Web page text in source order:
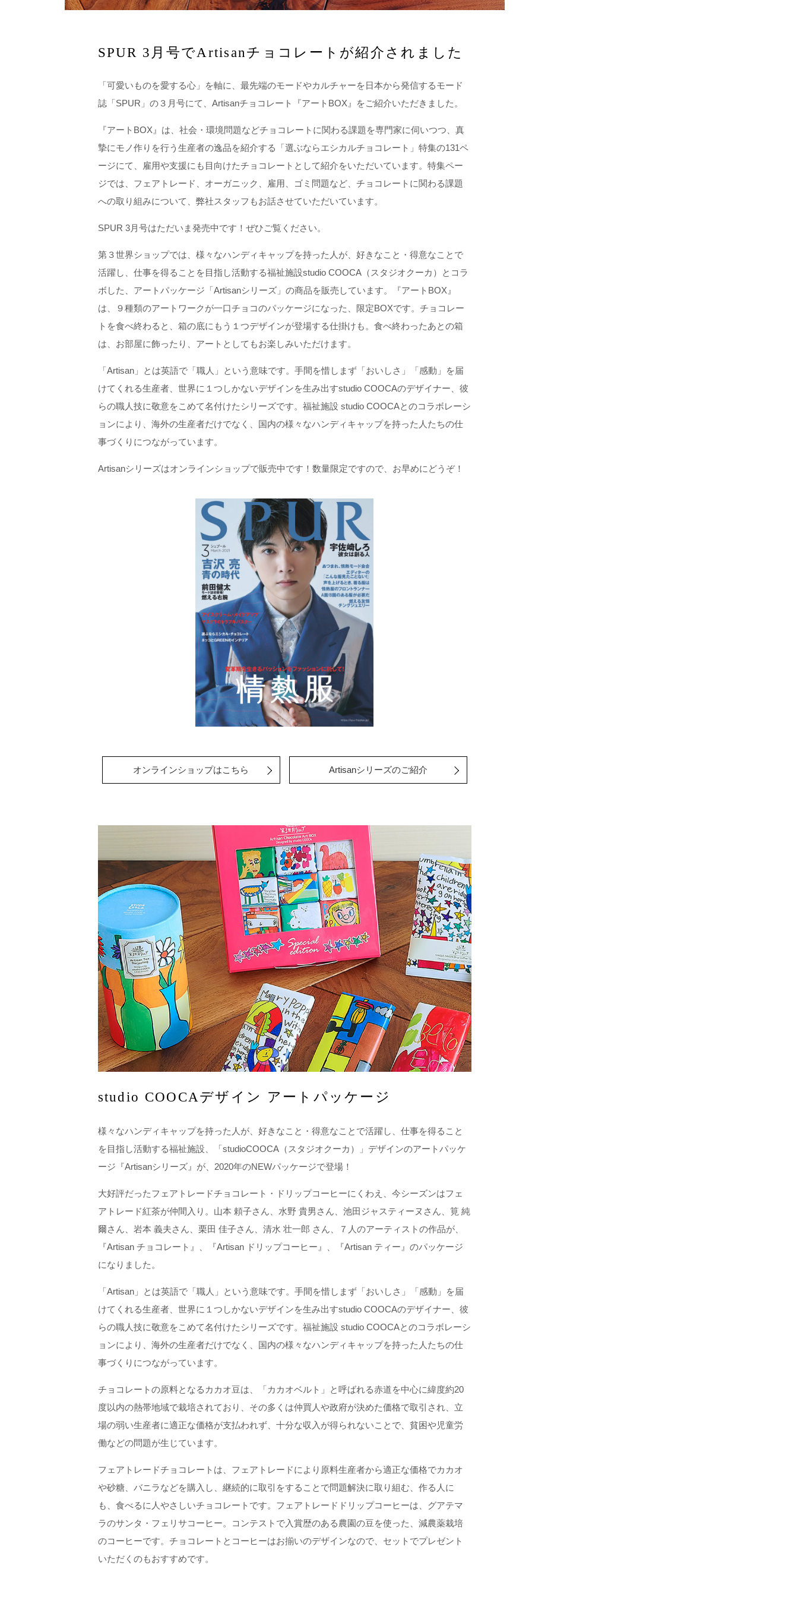
SPUR 3月号でArtisanチョコレートが紹介されました
「可愛いものを愛する心」を軸に、最先端のモードやカルチャーを日本から発信するモード
誌「SPUR」の３月号にて、Artisanチョコレート『アートBOX』をご紹介いただきました。
『アートBOX』は、社会・環境問題などチョコレートに関わる課題を専門家に伺いつつ、真
摯にモノ作りを行う生産者の逸品を紹介する「選ぶならエシカルチョコレート」特集の131ペ
ージにて、雇用や支援にも目向けたチョコレートとして紹介をいただいています。特集ペー
ジでは、フェアトレード、オーガニック、雇用、ゴミ問題など、チョコレートに関わる課題
への取り組みについて、弊社スタッフもお話させていただいています。
SPUR 3月号はただいま発売中です！ぜひご覧ください。
第３世界ショップでは、様々なハンディキャップを持った人が、好きなこと・得意なことで
活躍し、仕事を得ることを目指し活動する福祉施設studio COOCA（スタジオクーカ）とコラ
ボした、アートパッケージ「Artisanシリーズ」の商品を販売しています。『アートBOX』
は、９種類のアートワークが一口チョコのパッケージになった、限定BOXです。チョコレー
トを食べ終わると、箱の底にもう１つデザインが登場する仕掛けも。食べ終わったあとの箱
は、お部屋に飾ったり、アートとしてもお楽しみいただけます。
「Artisan」とは英語で「職人」という意味です。手間を惜しまず「おいしさ」「感動」を届
けてくれる生産者、世界に１つしかないデザインを生み出すstudio COOCAのデザイナー、彼
らの職人技に敬意をこめて名付けたシリーズです。福祉施設 studio COOCAとのコラボレーシ
ョンにより、海外の生産者だけでなく、国内の様々なハンディキャップを持った人たちの仕
事づくりにつながっています。
Artisanシリーズはオンラインショップで販売中です！数量限定ですので、お早めにどうぞ！
オンラインショップはこちら Artisanシリーズのご紹介
studio COOCAデザイン アートパッケージ
様々なハンディキャップを持った人が、好きなこと・得意なことで活躍し、仕事を得ること
を目指し活動する福祉施設、「studioCOOCA（スタジオクーカ）」デザインのアートパッケ
ージ『Artisanシリーズ』が、2020年のNEWパッケージで登場！
大好評だったフェアトレードチョコレート・ドリップコーヒーにくわえ、今シーズンはフェ
アトレード紅茶が仲間入り。山本 頼子さん、水野 貴男さん、池田ジャスティーヌさん、筧 純
爾さん、岩本 義夫さん、栗田 佳子さん、清水 壮一郎 さん、７人のアーティストの作品が、
『Artisan チョコレート』、『Artisan ドリップコーヒー』、『Artisan ティー』のパッケージ
になりました。
「Artisan」とは英語で「職人」という意味です。手間を惜しまず「おいしさ」「感動」を届
けてくれる生産者、世界に１つしかないデザインを生み出すstudio COOCAのデザイナー、彼
らの職人技に敬意をこめて名付けたシリーズです。福祉施設 studio COOCAとのコラボレーシ
ョンにより、海外の生産者だけでなく、国内の様々なハンディキャップを持った人たちの仕
事づくりにつながっています。
チョコレートの原料となるカカオ豆は、「カカオベルト」と呼ばれる赤道を中心に緯度約20
度以内の熱帯地域で栽培されており、その多くは仲買人や政府が決めた価格で取引され、立
場の弱い生産者に適正な価格が支払われず、十分な収入が得られないことで、貧困や児童労
働などの問題が生じています。
フェアトレードチョコレートは、フェアトレードにより原料生産者から適正な価格でカカオ
や砂糖、バニラなどを購入し、継続的に取引をすることで問題解決に取り組む、作る人に
も、食べるに人やさしいチョコレートです。フェアトレードドリップコーヒーは、グアテマ
ラのサンタ・フェリサコーヒー。コンテストで入賞歴のある農園の豆を使った、減農薬栽培
のコーヒーです。チョコレートとコーヒーはお揃いのデザインなので、セットでプレゼント
いただくのもおすすめです。